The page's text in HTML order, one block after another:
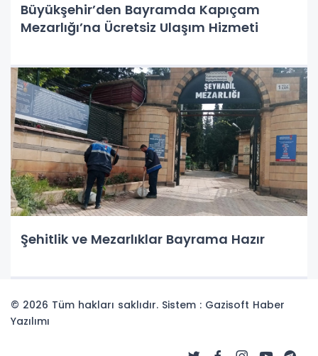
Büyükşehir’den Bayramda Kapıçam
Mezarlığı’na Ücretsiz Ulaşım Hizmeti
Şehitlik ve Mezarlıklar Bayrama Hazır
© 2026 Tüm hakları saklıdır. Sistem : Gazisoft Haber
Yazılımı